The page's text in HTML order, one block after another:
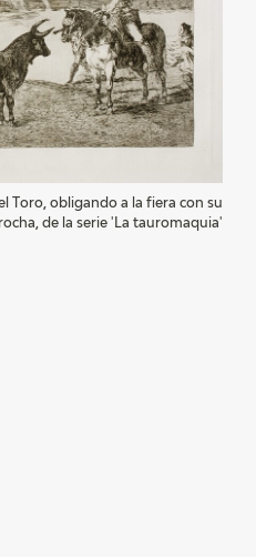
Toro, obligando a la fiera con su
de la serie 'La tauromaquia'